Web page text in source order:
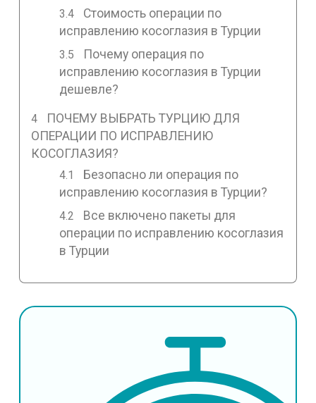
Стоимость операции по
исправлению косоглазия в Турции
Почему операция по
исправлению косоглазия в Турции
дешевле?
ПОЧЕМУ ВЫБРАТЬ ТУРЦИЮ ДЛЯ
ОПЕРАЦИИ ПО ИСПРАВЛЕНИЮ
КОСОГЛАЗИЯ?
Безопасно ли операция по
исправлению косоглазия в Турции?
Все включено пакеты для
операции по исправлению косоглазия
в Турции